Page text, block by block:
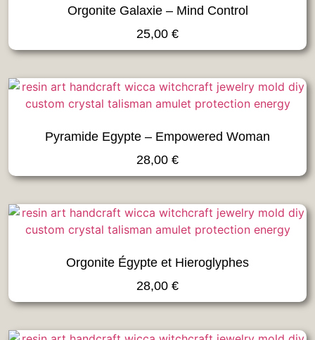
Orgonite Galaxie – Mind Control
25,00 €
Pyramide Egypte – Empowered Woman
28,00 €
Orgonite Égypte et Hieroglyphes
28,00 €